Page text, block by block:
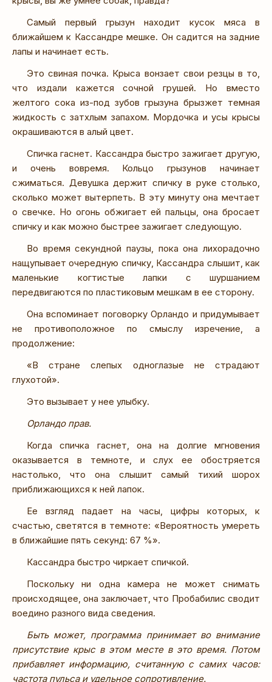
Самый первый грызун находит кусок мяса в
ближайшем к Кассандре мешке. Он садится на задние
лапы и начинает есть.
Это свиная почка. Крыса вонзает свои резцы в то,
что издали кажется сочной грушей. Но вместо
желтого сока из-под зубов грызуна брызжет темная
жидкость с затхлым запахом. Мордочка и усы крысы
окрашиваются в алый цвет.
Спичка гаснет. Кассандра быстро зажигает другую,
и очень вовремя. Кольцо грызунов начинает
сжиматься. Девушка держит спичку в руке столько,
сколько может вытерпеть. В эту минуту она мечтает
о свечке. Но огонь обжигает ей пальцы, она бросает
спичку и как можно быстрее зажигает следующую.
Во время секундной паузы, пока она лихорадочно
нащупывает очередную спичку, Кассандра слышит, как
маленькие когтистые лапки с шуршанием
передвигаются по пластиковым мешкам в ее сторону.
Она вспоминает поговорку Орландо и придумывает
не противоположное по смыслу изречение, а
продолжение:
«В стране слепых одноглазые не страдают
глухотой».
Это вызывает у нее улыбку.
Орландо прав.
Когда спичка гаснет, она на долгие мгновения
оказывается в темноте, и слух ее обостряется
настолько, что она слышит самый тихий шорох
приближающихся к ней лапок.
Ее взгляд падает на часы, цифры которых, к
счастью, светятся в темноте: «Вероятность умереть
в ближайшие пять секунд: 67 %».
Кассандра быстро чиркает спичкой.
Поскольку ни одна камера не может снимать
происходящее, она заключает, что Пробабилис сводит
воедино разного вида сведения.
Быть может, программа принимает во внимание
присутствие крыс в этом месте в это время. Потом
прибавляет информацию, считанную с самих часов:
частота пульса и удельное сопротивление.